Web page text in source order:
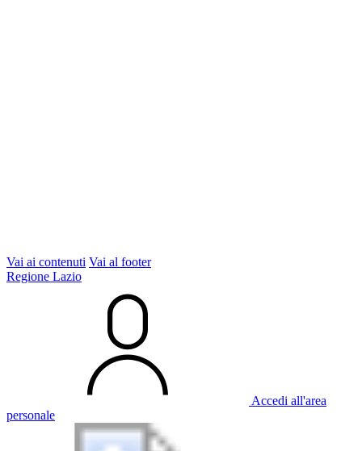
Vai ai contenuti Vai al footer
Regione Lazio
Accedi all'area
personale